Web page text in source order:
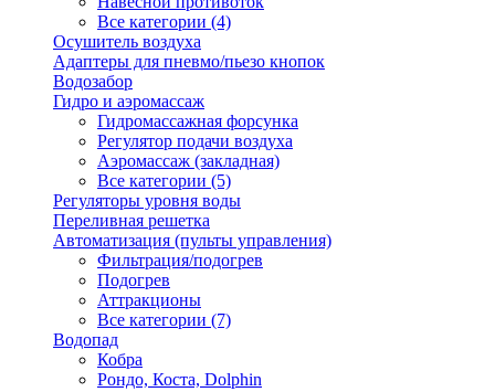
Все категории (4)
Осушитель воздуха
Адаптеры для пневмо/пьезо кнопок
Водозабор
Гидро и аэромассаж
Гидромассажная форсунка
Регулятор подачи воздуха
Аэромассаж (закладная)
Все категории (5)
Регуляторы уровня воды
Переливная решетка
Автоматизация (пульты управления)
Фильтрация/подогрев
Подогрев
Аттракционы
Все категории (7)
Водопад
Кобра
Рондо, Коста, Dolphin